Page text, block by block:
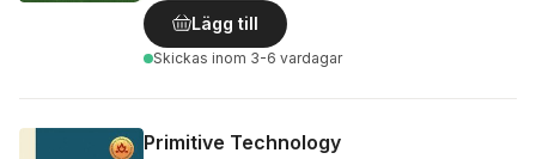
Lägg till
Skickas inom 3-6 vardagar
Primitive Technology